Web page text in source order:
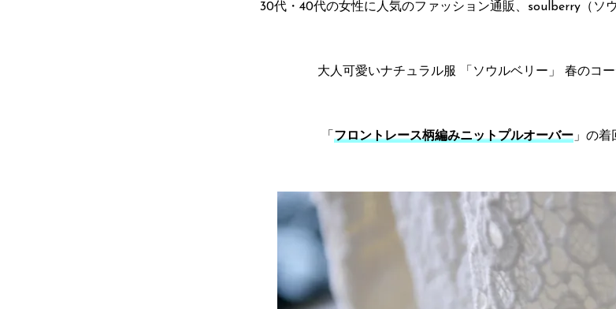
30代・40代の女性に人気のファッション通販、soulberry（ソ
大人可愛いナチュラル服 「ソウルベリー」 春のコー
「 フロントレース柄編みニットプルオーバー」の着